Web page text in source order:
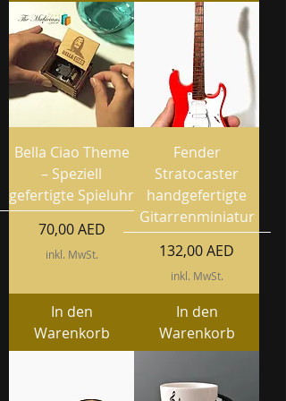
Bella Ciao Theme
– Speziell
gefertigte Spieluhr
Preis
70,00 AED
inkl. MwSt.
In den
Warenkorb
Fender
Stratocaster
handgefertigte
Gitarrenminiatur
Preis
132,00 AED
inkl. MwSt.
In den
Warenkorb